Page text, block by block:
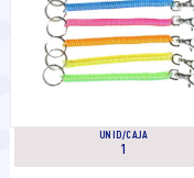
UNID/CAJA
1